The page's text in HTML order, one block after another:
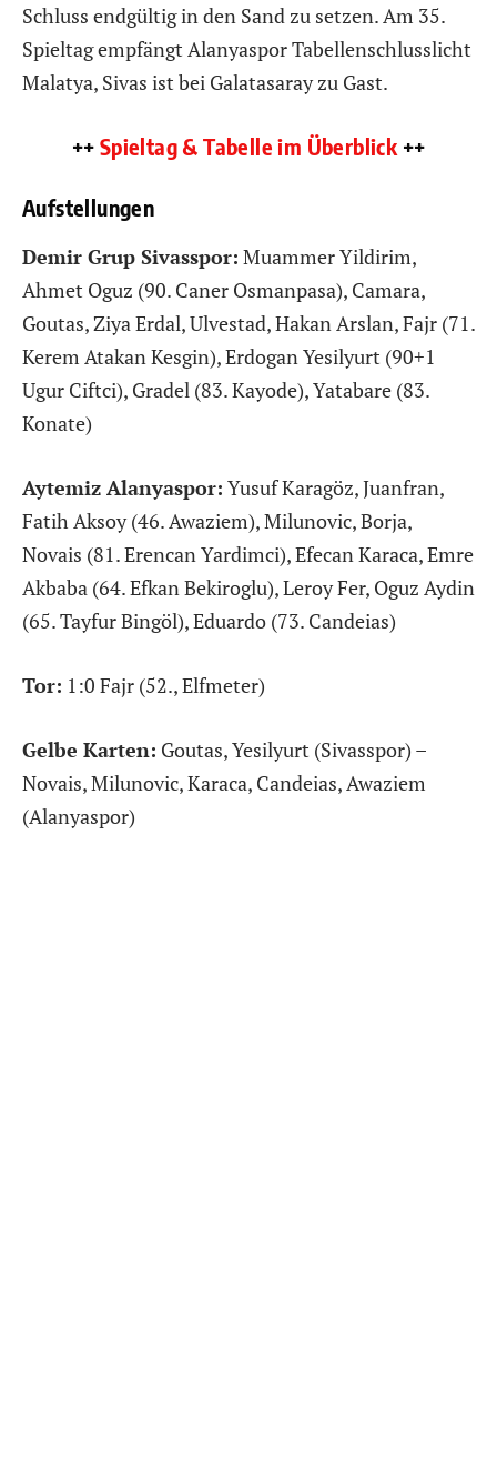
Schluss endgültig in den Sand zu setzen. Am 35.
Spieltag empfängt Alanyaspor Tabellenschlusslicht
Malatya, Sivas ist bei Galatasaray zu Gast.
++ Spieltag & Tabelle im Überblick ++
Aufstellungen
Demir Grup Sivasspor: Muammer Yildirim,
Ahmet Oguz (90. Caner Osmanpasa), Camara,
Goutas, Ziya Erdal, Ulvestad, Hakan Arslan, Fajr (71.
Kerem Atakan Kesgin), Erdogan Yesilyurt (90+1
Ugur Ciftci), Gradel (83. Kayode), Yatabare (83.
Konate)
Aytemiz Alanyaspor: Yusuf Karagöz, Juanfran,
Fatih Aksoy (46. Awaziem), Milunovic, Borja,
Novais (81. Erencan Yardimci), Efecan Karaca, Emre
Akbaba (64. Efkan Bekiroglu), Leroy Fer, Oguz Aydin
(65. Tayfur Bingöl), Eduardo (73. Candeias)
Tor: 1:0 Fajr (52., Elfmeter)
Gelbe Karten: Goutas, Yesilyurt (Sivasspor) –
Novais, Milunovic, Karaca, Candeias, Awaziem
(Alanyaspor)